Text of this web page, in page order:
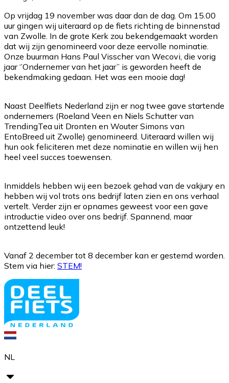
Op vrijdag 19 november was daar dan de dag. Om 15.00
uur gingen wij uiteraard op de fiets richting de binnenstad
van Zwolle. In de grote Kerk zou bekendgemaakt worden
dat wij zijn genomineerd voor deze eervolle nominatie.
Onze buurman Hans Paul Visscher van Wecovi, die vorig
jaar ‘’Ondernemer van het jaar’’ is geworden heeft de
bekendmaking gedaan. Het was een mooie dag!
Naast Deelfiets Nederland zijn er nog twee gave startende
ondernemers (Roeland Veen en Niels Schutter van
TrendingTea uit Dronten en Wouter Simons van
EntoBreed uit Zwolle) genomineerd. Uiteraard willen wij
hun ook feliciteren met deze nominatie en willen wij hen
heel veel succes toewensen.
Inmiddels hebben wij een bezoek gehad van de vakjury en
hebben wij vol trots ons bedrijf laten zien en ons verhaal
vertelt. Verder zijn er opnames geweest voor een gave
introductie video over ons bedrijf. Spannend, maar
ontzettend leuk!
Vanaf 2 december tot 8 december kan er gestemd worden.
Stem via hier: STEM!
NL